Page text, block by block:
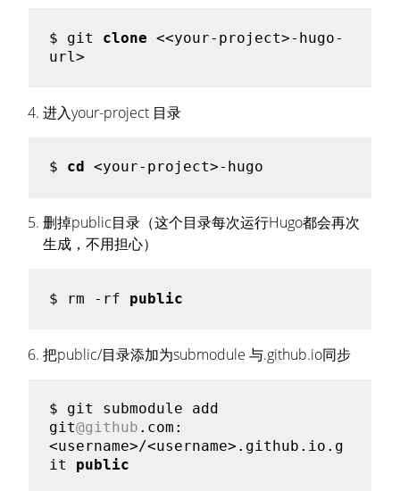
$ git clone <<your-project>-hugo-
进入your-project 目录
$ cd
删掉public目录（这个目录每次运行Hugo都会再次
生成，不用担心）
$ rm -rf public
把public/目录添加为submodule 与.github.io同步
$ git submodule add
git@github .com:
<username>/<username>.github.io.g
it public